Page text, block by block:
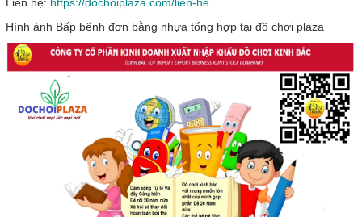
Liên hệ: https://dochoiplaza.com/lien-he
Hình ảnh Bấp bếnh đơn bằng nhựa tổng hợp tại đồ chơi plaza